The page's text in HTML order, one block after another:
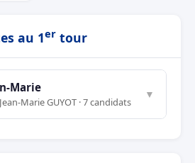
au 1er tour
Marie
Marie GUYOT · 7 candidats
▼